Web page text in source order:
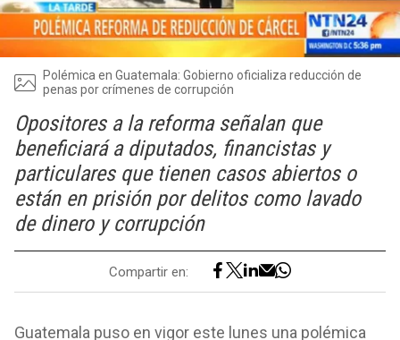
Polémica en Guatemala: Gobierno oficializa reducción de
penas por crímenes de corrupción
Opositores a la reforma señalan que
beneficiará a diputados, financistas y
particulares que tienen casos abiertos o
están en prisión por delitos como lavado
de dinero y corrupción
Compartir en:
Guatemala puso en vigor este lunes una polémica